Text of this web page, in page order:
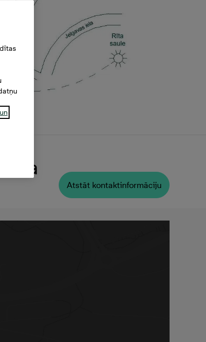
Atstāt kontaktinformāciju